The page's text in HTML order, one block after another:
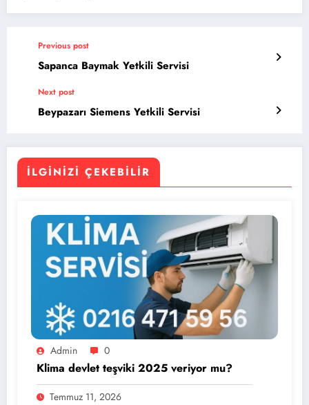
Previous post
Sapanca Baymak Yetkili Servisi
Next post
Beypazarı Siemens Yetkili Servisi
İLGINIZI ÇEKEBILIR
Admin 0
Klima devlet teşviki 2025 veriyor mu?
Temmuz 11, 2026